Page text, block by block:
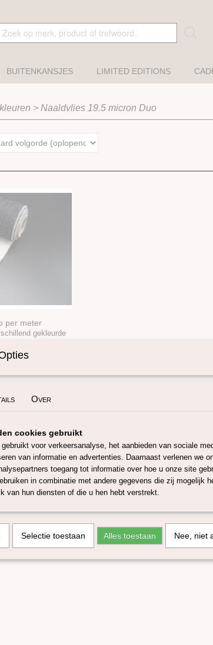
BUITENKANSJES LIMITED EDITIONS
> Naaldvlies 19.5 micron Duo
per meter
gekleurde
Over
cookies gebruikt
voor verkeersanalyse, het aanbieden van sociale
van informatie en advertenties. Daarnaast verlenen we
toegang tot informatie over hoe u onze site
in combinatie met andere gegevens die zij mogelijk
van hun diensten of die u hen hebt verstrekt.
Selectie toestaan Alles toestaan Nee, niet